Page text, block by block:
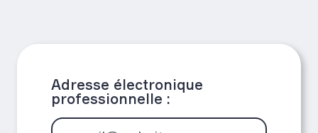
Adresse électronique
professionnelle :